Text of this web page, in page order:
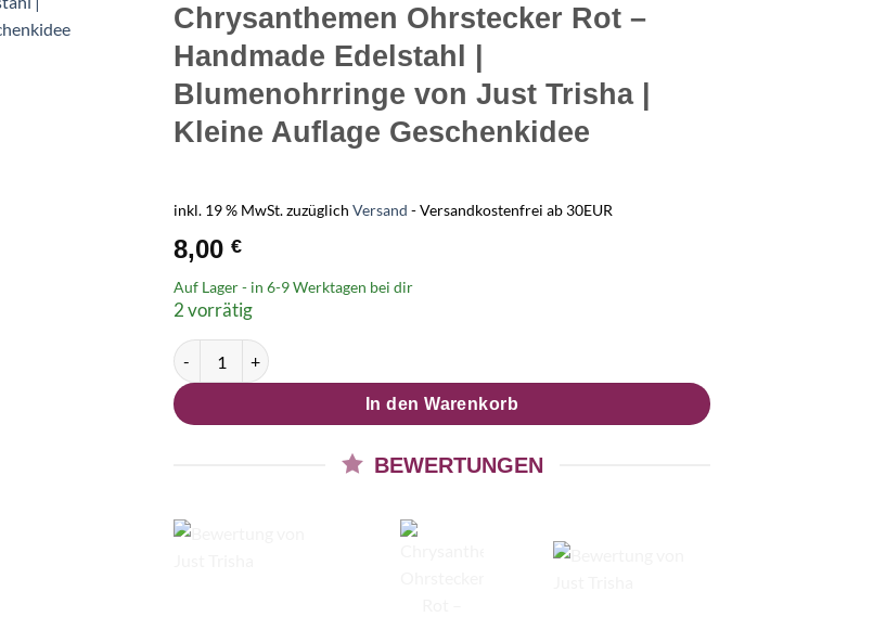
Chrysanthemen Ohrstecker Rot –
Handmade Edelstahl |
Blumenohrringe von Just Trisha |
Kleine Auflage Geschenkidee
inkl. 19 % MwSt.zuzüglich Versand - Versandkostenfrei ab 30EUR
8,00 €
Auf Lager - in 6-9 Werktagen bei dir
2 vorrätig
Chrysanthemen Ohrstecker Rot – Handmade Edelstahl | Blumenohrringe von Just Trisha |
In den Warenkorb
BEWERTUNGEN